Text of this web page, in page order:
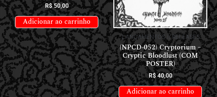
R$50,00
Adicionar ao carrinho
LANÇAMENTOS // RELEASES
(NPCD-052) Cryptorium –
Cryptic Bloodlust (COM
POSTER)
R$40,00
Adicionar ao carrinho